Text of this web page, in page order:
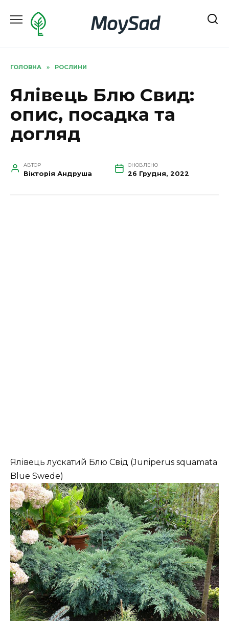
до
MoySad
ГОЛОВНА » РОСЛИНИ
Ялівець Блю Свид:
опис, посадка та
догляд
АВТОР
Вікторія Андруша
ОНОВЛЕНО
26 Грудня, 2022
Ялівець лускатий Блю Свід (Juniperus squamata
Blue Swede)